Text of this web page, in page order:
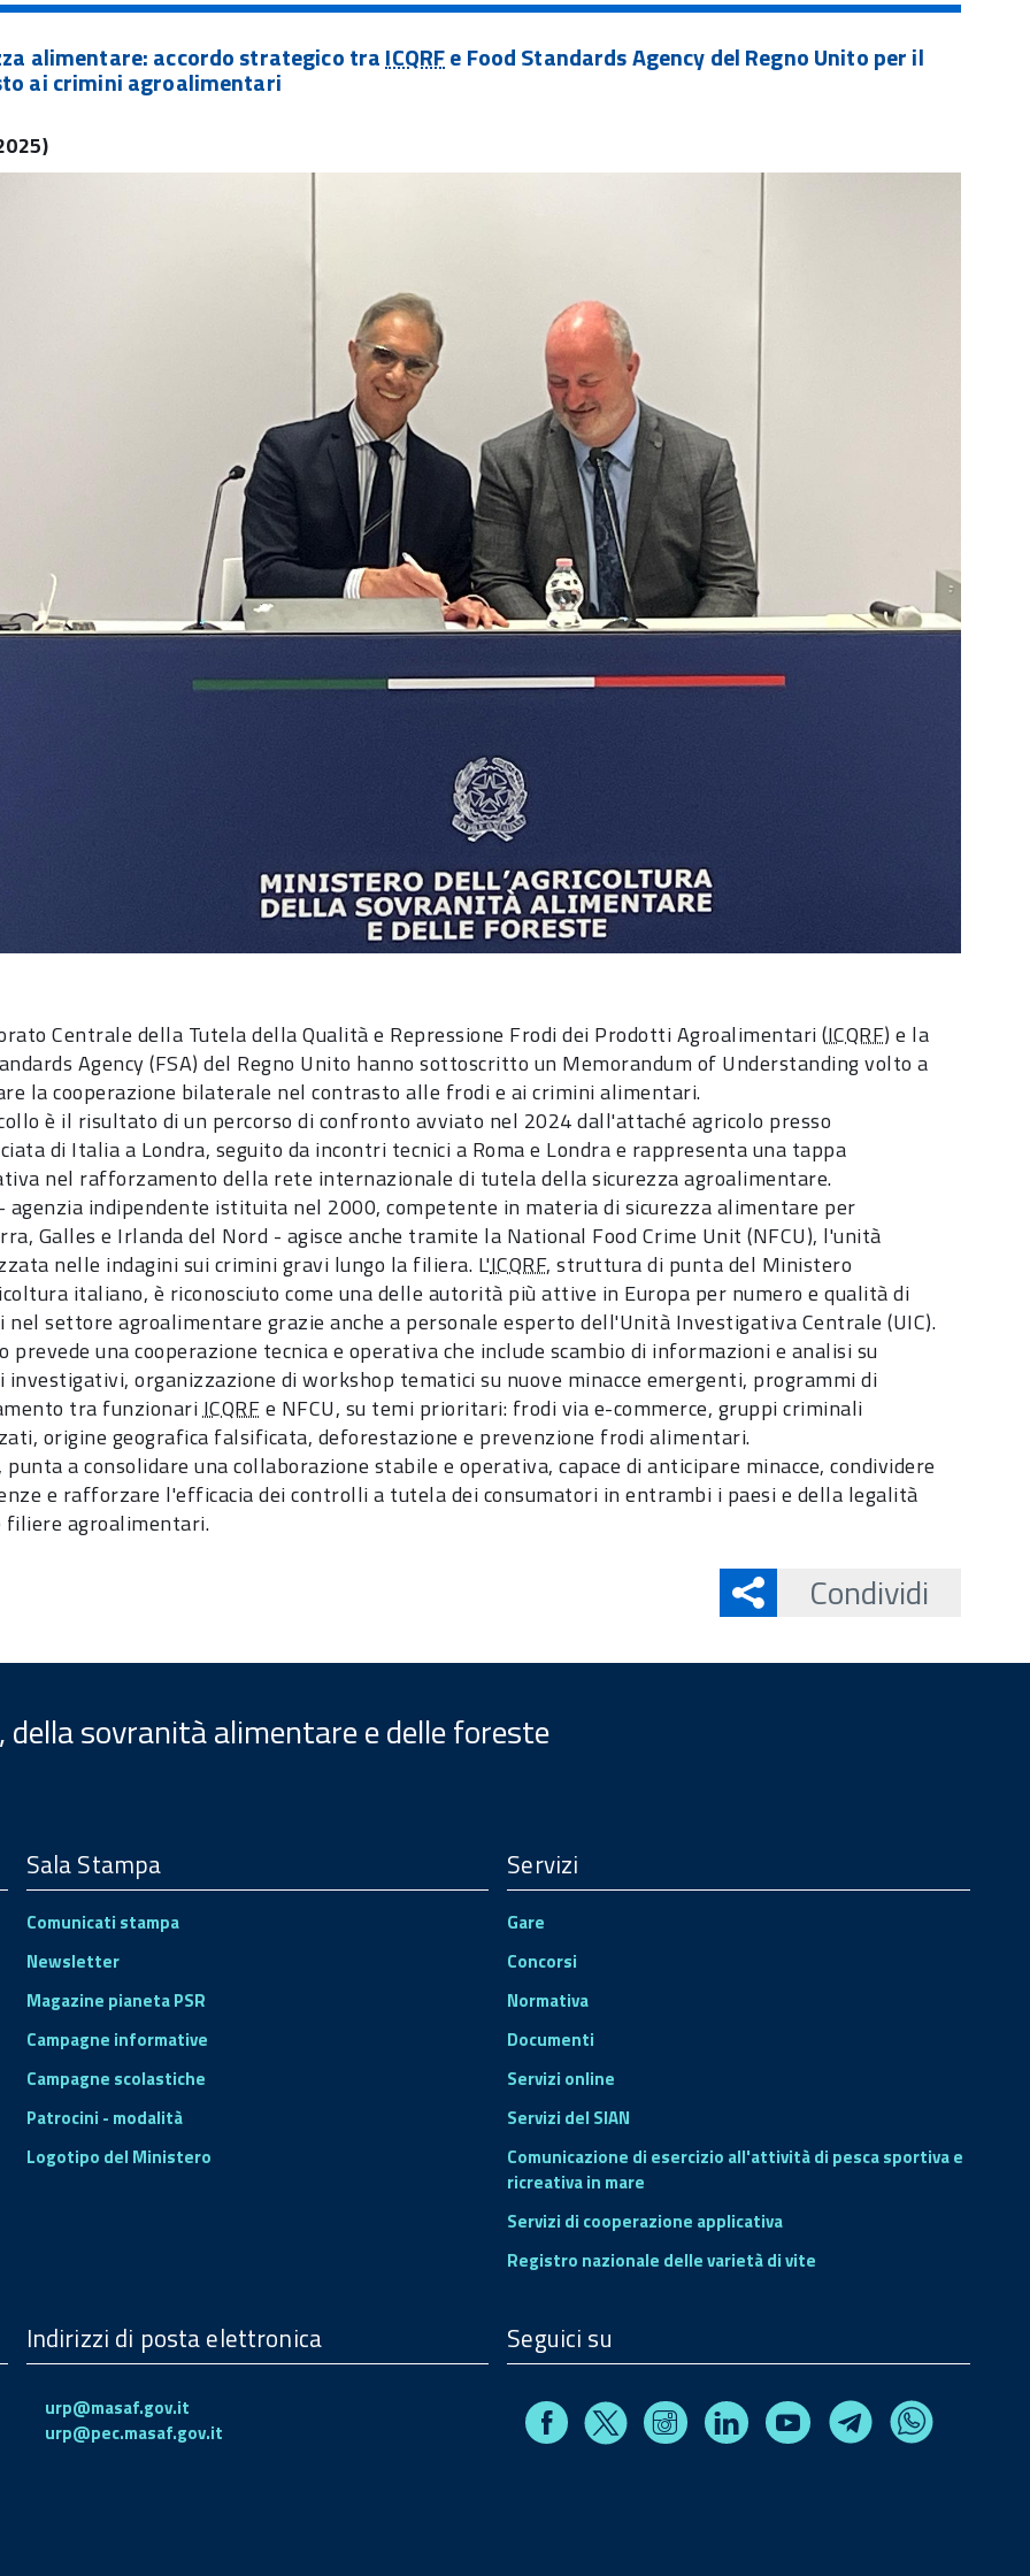
alimentare: accordo strategico traICQRFe Food Standards Agency del Regno Unito per il
ai crimini agroalimentari
Centrale della Tutela della Qualità e Repressione Frodi dei Prodotti Agroalimentari (ICQRF) e la
Agency (FSA) del Regno Unito hanno sottoscritto un Memorandum of Understanding volto a
la cooperazione bilaterale nel contrasto alle frodi e ai crimini alimentari.
è il risultato di un percorso di confronto avviato nel 2024 dall'attaché agricolo presso
di Italia a Londra, seguito da incontri tecnici a Roma e Londra e rappresenta una tappa
nel rafforzamento della rete internazionale di tutela della sicurezza agroalimentare.
agenzia indipendente istituita nel 2000, competente in materia di sicurezza alimentare per
Galles e Irlanda del Nord - agisce anche tramite la National Food Crime Unit (NFCU), l'unità
nelle indagini sui crimini gravi lungo la filiera. L'ICQRF, struttura di punta del Ministero
italiano, è riconosciuto come una delle autorità più attive in Europa per numero e qualità di
settore agroalimentare grazie anche a personale esperto dell'Unità Investigativa Centrale (UIC).
prevede una cooperazione tecnica e operativa che include scambio di informazioni e analisi su
investigativi, organizzazione di workshop tematici su nuove minacce emergenti, programmi di
tra funzionariICQRFe NFCU, su temi prioritari: frodi via e-commerce, gruppi criminali
origine geografica falsificata, deforestazione e prevenzione frodi alimentari.
punta a consolidare una collaborazione stabile e operativa, capace di anticipare minacce, condividere
e rafforzare l'efficacia dei controlli a tutela dei consumatori in entrambi i paesi e della legalità
filiere agroalimentari.
Condividi
sovranità alimentare e delle foreste
Sala Stampa
Comunicati stampa
Newsletter
Magazine pianeta PSR
Campagne informative
Campagne scolastiche
Patrocini - modalità
Logotipo del Ministero
Servizi
Gare
Concorsi
Normativa
Documenti
Servizi online
Servizi del SIAN
Comunicazione di esercizio all'attività di pesca sportiva e
ricreativa in mare
Servizi di cooperazione applicativa
Registro nazionale delle varietà di vite
Indirizzi di posta elettronica
urp@masaf.gov.it
urp@pec.masaf.gov.it
Seguici su
Facebook
X InstagramLinkedinYoutube TelegramWhatsapp